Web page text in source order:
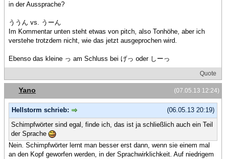
in der Aussprache?
ううん vs. うーん
Im Kommentar unten steht etwas von pitch, also Tonhöhe, aber ich
verstehe trotzdem nicht, wie das jetzt ausgeprochen wird.
Ebenso das kleine っ am Schluss bei げっ oder しーっ
Quote
(07.05.13 12:24)
Yano
(06.05.13 20:19)
Hellstorm schrieb:
Schimpfwörter sind egal, finde ich, das ist ja schließlich auch ein Teil
der Sprache
Nein. Schimpfwörter lernt man besser erst dann, wenn sie einem mal
an den Kopf geworfen werden, in der Sprachwirklichkeit. Auf niedrigem